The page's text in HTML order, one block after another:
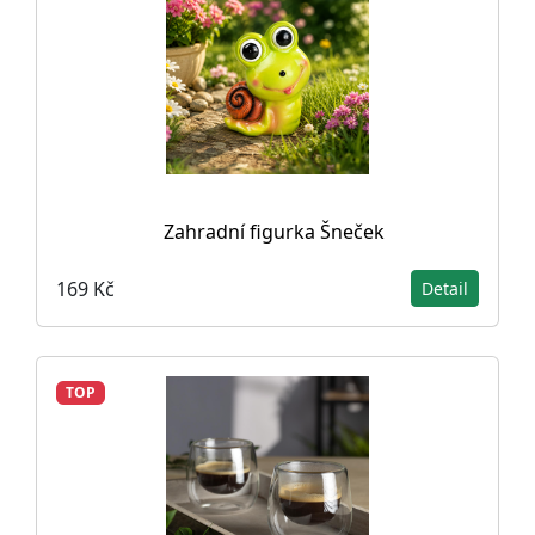
Zahradní figurka Šneček
169 Kč Detail
TOP